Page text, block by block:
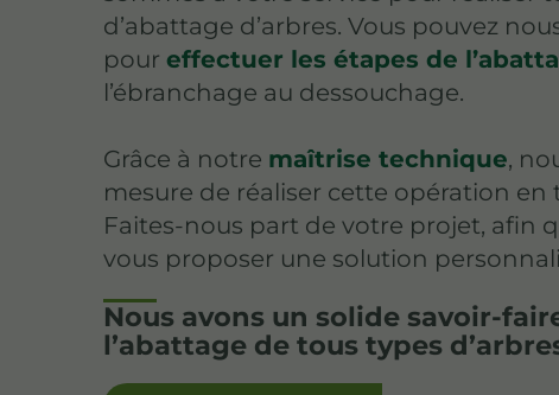
d’abattage d’arbres. Vous pouvez
poureffectuer les étapes de
l’ébranchage au dessouchage.
Grâce à notre maîtrise technique,
mesure de réaliser cette opération en
Faites-nous part de votre projet, afin
vous proposer une solution
Nous avons un solide savoir-
l’abattage de tous types